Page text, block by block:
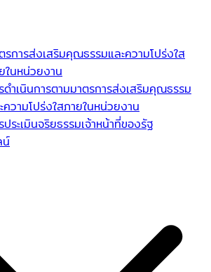
รการส่งเสริมคุณธรรมและความโปร่งใส
ในหน่วยงาน
ดำเนินการตามมาตรการส่งเสริมคุณธรรม
ความโปร่งใสภายในหน่วยงาน
ประเมินจริยธรรมเจ้าหน้าที่ของรัฐ
น์